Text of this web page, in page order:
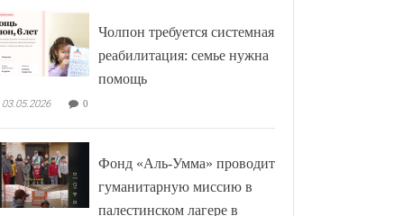
Чолпон требуется системная
реабилитация: семье нужна
помощь
03.05.2026 0
Фонд «Аль-Умма» проводит
гуманитарную миссию в
палестинском лагере в